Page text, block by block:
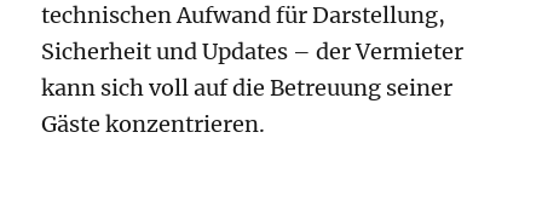
technischen Aufwand für Darstellung,
Sicherheit und Updates – der Vermieter
kann sich voll auf die Betreuung seiner
Gäste konzentrieren.